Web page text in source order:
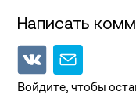
Написать
Войдите, чтобы